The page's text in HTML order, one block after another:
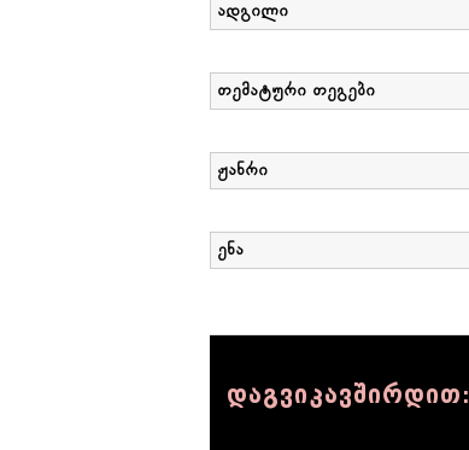
ადგილი
თემატური თეგები
ჟანრი
ენა
დაგვიკავშირდით: